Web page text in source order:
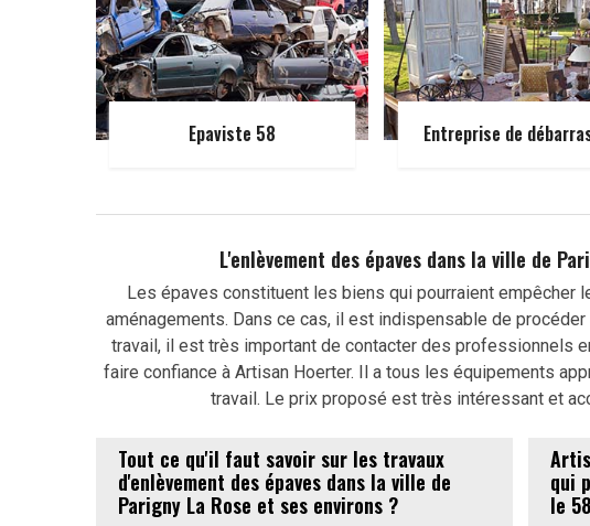
Epaviste 58 Entreprise de
L'enlèvement des épaves dans la ville de
Les épaves constituent les biens qui pourraient empêcher
aménagements. Dans ce cas, il est indispensable de
travail, il est très important de contacter des professionnels
faire confiance à Artisan Hoerter. Il a tous les équipements
travail. Le prix proposé est très intéressant et
Tout ce qu'il faut savoir sur les travaux
d'enlèvement des épaves dans la ville de
Parigny La Rose et ses environs ?
qui
le